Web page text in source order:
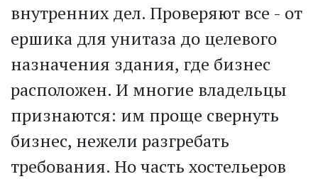
внутренних дел. Проверяют все - от
ершика для унитаза до целевого
назначения здания, где бизнес
расположен. И многие владельцы
признаются: им проще свернуть
бизнес, нежели разгребать
требования. Но часть хостельеров